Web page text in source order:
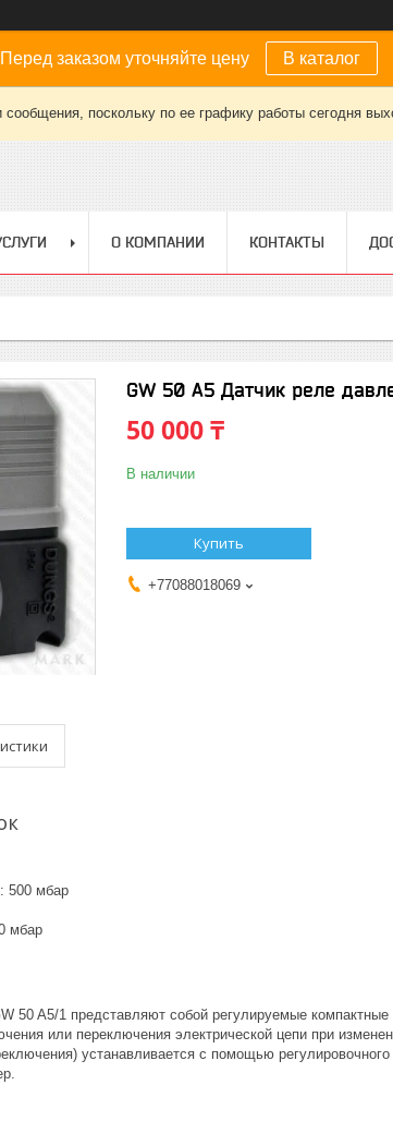
Перед заказом уточняйте цену В каталог
поскольку по ее графику работы сегодня
О КОМПАНИИ КОНТАКТЫ
GW 50 A5 Датчик реле
50 000 ₸
В наличии
Купить
+77088018069
500 мбар
мбар
50 A5/1 представляют собой регулируемые
или переключения электрической цепи при
устанавливается с помощью